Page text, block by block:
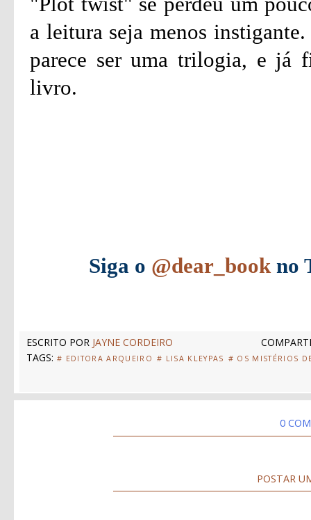
a leitura seja menos
parece ser uma trilogia, e já
livro.
Siga o @dear_book no
ESCRITO POR JAYNE CORDEIRO
TAGS: # EDITORA ARQUEIRO # LISA KLEYPAS # OS MISTÉRIOS
0
POSTAR